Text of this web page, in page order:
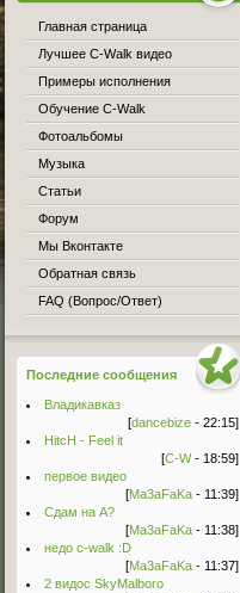
Главная страница
Лучшее C-Walk видео
Примеры исполнения
Обучение C-Walk
Фотоальбомы
Музыка
Статьи
Форум
Мы Вконтакте
Обратная связь
FAQ (Вопрос/Ответ)
Последние сообщения
Владикавказ
[dancebize - 22:15]
HitcH - Feel it
[C-W- 18:59]
первое видео
[Ma3aFaKa - 11:39]
Сдам на А?
[Ma3aFaKa - 11:38]
недо c-walk :D
[Ma3aFaKa - 11:37]
2 видос SkyMalboro